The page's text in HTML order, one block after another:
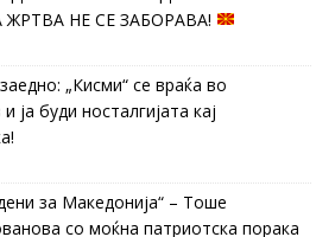
ЖРТВА НЕ СЕ ЗАБОРАВА!
„Кисми“ се враќа во
ја буди носталгијата кај
за Македонија“ – Тоше
со моќна патриотска порака